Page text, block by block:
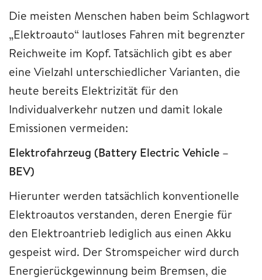
Die meisten Menschen haben beim Schlagwort
„Elektroauto“ lautloses Fahren mit begrenzter
Reichweite im Kopf. Tatsächlich gibt es aber
eine Vielzahl unterschiedlicher Varianten, die
heute bereits Elektrizität für den
Individualverkehr nutzen und damit lokale
Emissionen vermeiden:
Elektrofahrzeug (Battery Electric Vehicle –
BEV)
Hierunter werden tatsächlich konventionelle
Elektroautos verstanden, deren Energie für
den Elektroantrieb lediglich aus einen Akku
gespeist wird. Der Stromspeicher wird durch
Energierückgewinnung beim Bremsen, die